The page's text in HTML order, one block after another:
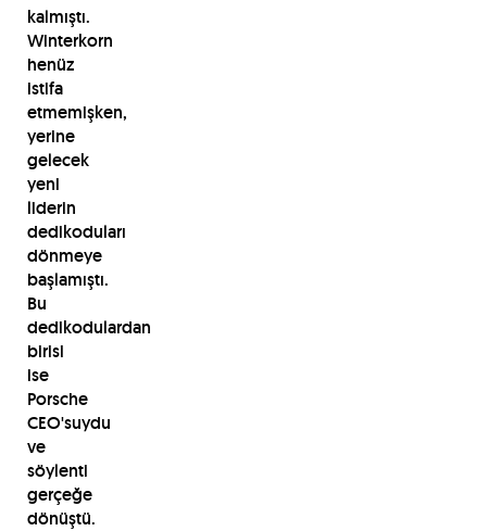
kalmıştı.
Winterkorn
henüz
istifa
etmemişken,
yerine
gelecek
yeni
liderin
dedikoduları
dönmeye
başlamıştı.
Bu
dedikodulardan
birisi
ise
Porsche
CEO'suydu
ve
söylenti
gerçeğe
dönüştü.